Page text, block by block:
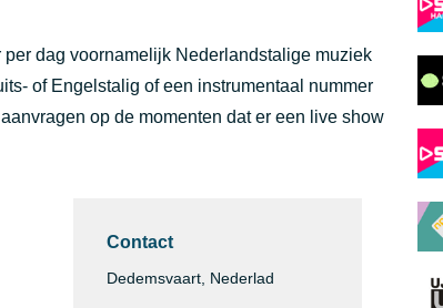
dag voornamelijk Nederlandstalige muziek
of Engelstalig of een instrumentaal nummer
op de momenten dat er een live show
Contact
Dedemsvaart, Nederlad